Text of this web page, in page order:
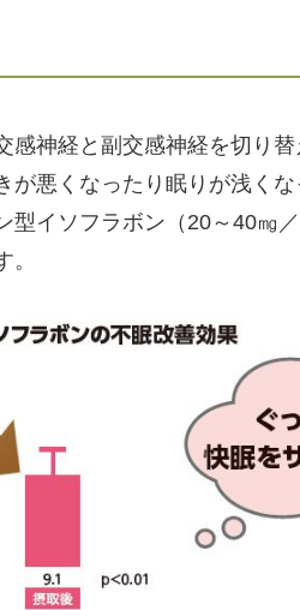
感神経と副交感神経を切り
が悪くなったり眠りが浅く
型イソフラボン（20～40㎎